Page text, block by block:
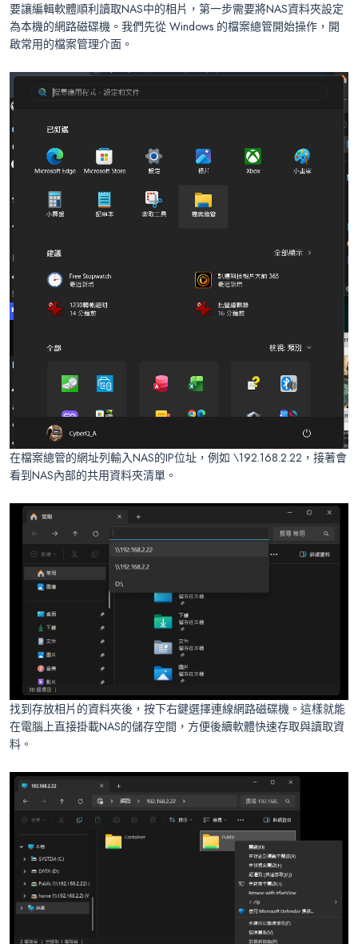
要讓編輯軟體順利讀取NAS中的相片，第一步需要將NAS資料夾設定
為本機的網路磁碟機。我們先從 Windows 的檔案總管開始操作，開
啟常用的檔案管理介面。
在檔案總管的網址列輸入NAS的IP位址，例如 \192.168.2.22，接著會
看到NAS內部的共用資料夾清單。
找到存放相片的資料夾後，按下右鍵選擇連線網路磁碟機。這樣就能
在電腦上直接掛載NAS的儲存空間，方便後續軟體快速存取與讀取資
料。